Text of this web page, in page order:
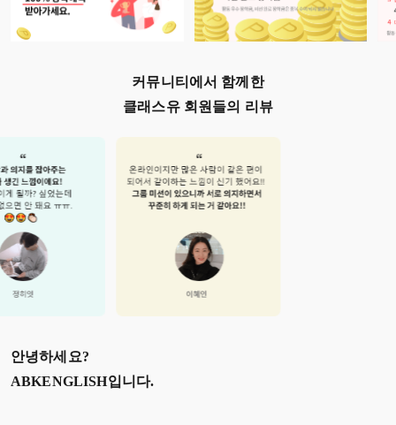
커뮤니티에서 함께한
클래스유 회원들의 리뷰
안녕하세요?
ABKENGLISH입니다.